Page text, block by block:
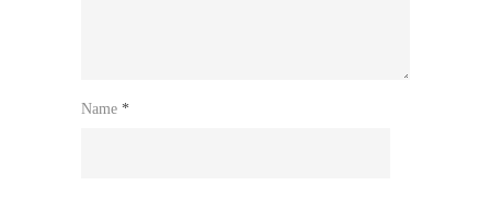
Name *